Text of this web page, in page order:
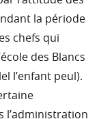
la période
chefs qui
des Blancs
l’enfant peul).
l’administration